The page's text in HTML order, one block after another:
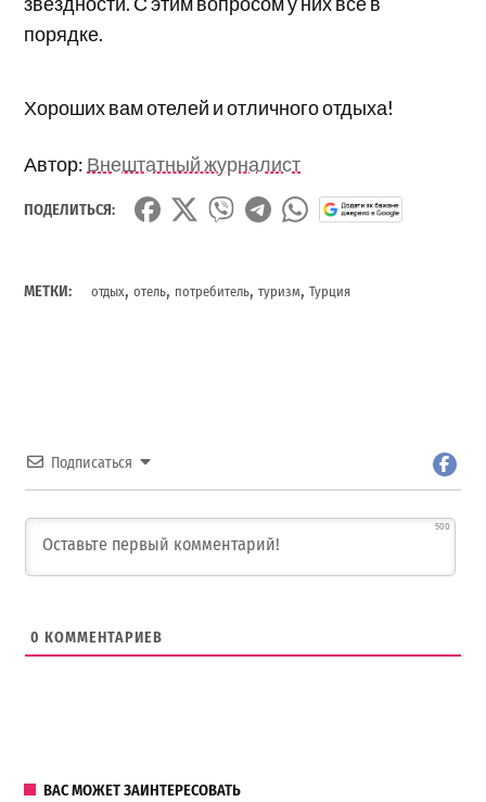
порядке.
Хороших вам отелей и отличного отдыха!
Автор: Внештатный журналист
ПОДЕЛИТЬСЯ:
МЕТКИ: отдых,отель, потребитель,туризм,Турция
Подписаться
500
0 КОММЕНТАРИЕВ
ВАС МОЖЕТ ЗАИНТЕРЕСОВАТЬ